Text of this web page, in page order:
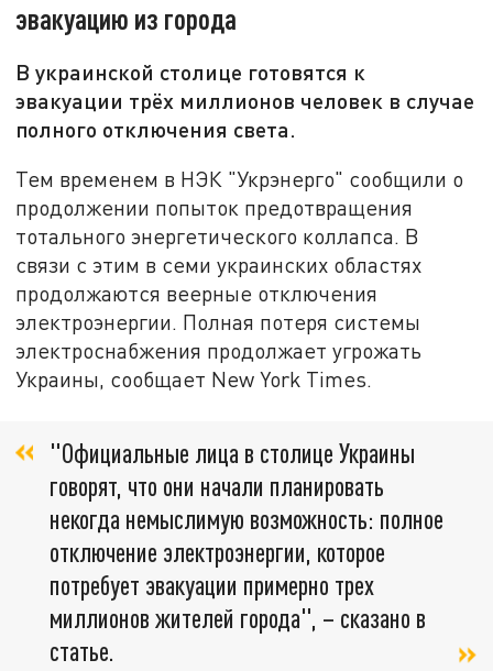
эвакуацию из города
В украинской столице готовятся к
эвакуации трёх миллионов человек в случае
полного отключения света.
Тем временем в НЭК "Укрэнерго" сообщили о
продолжении попыток предотвращения
тотального энергетического коллапса. В
связи с этим в семи украинских областях
продолжаются веерные отключения
электроэнергии. Полная потеря системы
электроснабжения продолжает угрожать
Украины, сообщает New York Times.
"Официальные лица в столице Украины
говорят, что они начали планировать
некогда немыслимую возможность: полное
отключение электроэнергии, которое
потребует эвакуации примерно трех
миллионов жителей города", – сказано в
статье.